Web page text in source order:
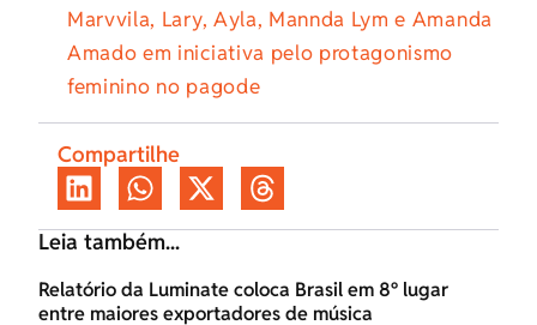
Marvvila, Lary, Ayla, Mannda Lym e Amanda
Amado em iniciativa pelo protagonismo
feminino no pagode
Compartilhe
Leia também...
Relatório da Luminate coloca Brasil em 8º lugar
entre maiores exportadores de música